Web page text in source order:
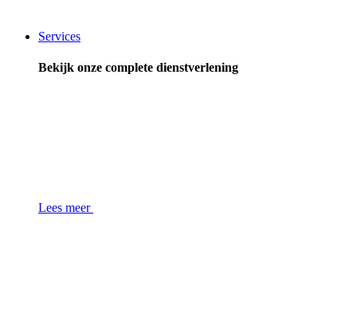
Services
Bekijk onze complete dienstverlening
Lees meer